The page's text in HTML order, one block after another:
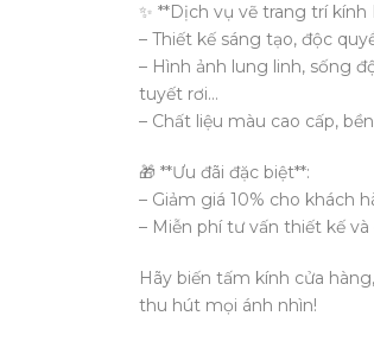
✨ **Dịch vụ vẽ trang trí kính
– Thiết kế sáng tạo, độc
– Hình ảnh lung linh, sống
tuyết rơi…
– Chất liệu màu cao cấp,
🎁 **Ưu đãi đặc biệt**:
– Giảm giá 10% cho khách
– Miễn phí tư vấn thiết kế
Hãy biến tấm kính cửa
thu hút mọi ánh nhìn!